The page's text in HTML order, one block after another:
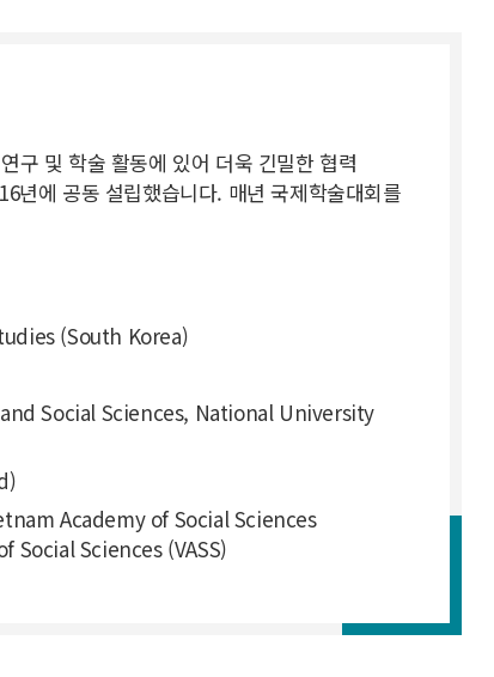
구 및 학술 활동에 있어 더욱 긴밀한 협력
에 공동 설립했습니다. 매년 국제학술대회를
(South Korea)
and Social Sciences, National University
Academy of Social Sciences
Sciences (VASS)